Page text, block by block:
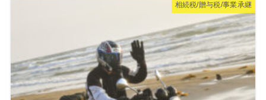
相続税/贈与税/事業承継